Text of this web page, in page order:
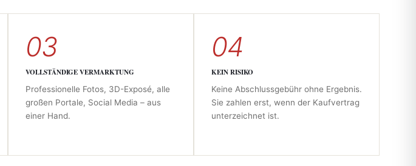
03
VOLLSTÄNDIGE VERMARKTUNG
Professionelle Fotos, 3D-Exposé, alle
großen Portale, Social Media – aus
einer Hand.
04
KEIN RISIKO
Keine Abschlussgebühr ohne Ergebnis.
Sie zahlen erst, wenn der Kaufvertrag
unterzeichnet ist.